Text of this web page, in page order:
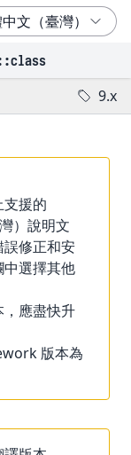
9.x
援的
）說明文
修正和安
選擇其他
應盡快升
版本為